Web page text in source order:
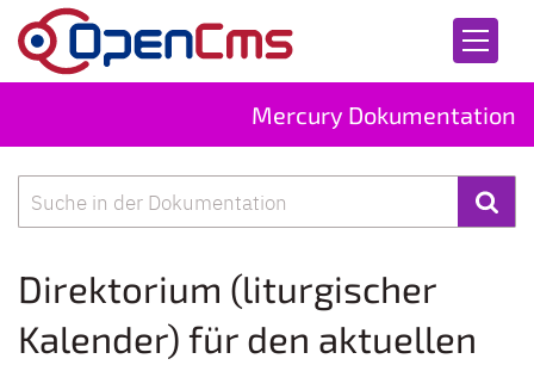
Zum Inhalt springen
Mercury Dokumentation
Direktorium (liturgischer
Kalender) für den aktuellen
Suche